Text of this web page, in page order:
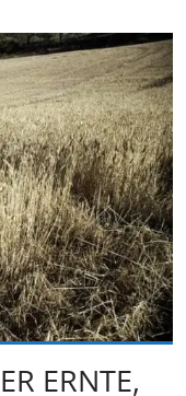
ERNTE,